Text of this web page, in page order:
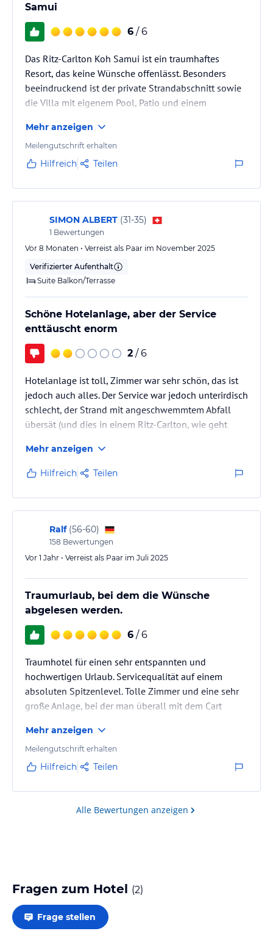
Samui
6 / 6
Das Ritz-Carlton Koh Samui ist ein traumhaftes
Resort, das keine Wünsche offenlässt. Besonders
beeindruckend ist der private Strandabschnitt sowie
die Villa mit eigenem Pool, Patio und einem
und Wohnbereich – ideal für pure Entspannung.
Kulinarisch wird man in verschiedenen
Themenrestaurants verwöhnt, die sowohl
Küche auf höchstem Niveau bieten.
Herausragend ist jedoch das Servicepersonal: stets
aufmerksam,…
Mehr anzeigen
Meilengutschrift erhalten
Hilfreich Teilen
SIMON ALBERT (31-35)
1 Bewertungen
Vor 8 Monaten • Verreist als Paar im November 2025
Verifizierter Aufenthalt
Suite Balkon/Terrasse
Schöne Hotelanlage, aber der Service
enttäuscht enorm
2 / 6
Hotelanlage ist toll, Zimmer war sehr schön, das ist
jedoch auch alles. Der Service war jedoch unterirdisch
schlecht, der Strand mit angeschwemmtem Abfall
übersät (und dies in einem Ritz-Carlton, wie geht
Mehr anzeigen
Hilfreich Teilen
Ralf (56-60)
158 Bewertungen
Vor 1 Jahr • Verreist als Paar im Juli 2025
Traumurlaub, bei dem die Wünsche
abgelesen werden.
6 / 6
Traumhotel für einen sehr entspannten und
hochwertigen Urlaub. Servicequalität auf einem
absoluten Spitzenlevel. Tolle Zimmer und eine sehr
große Anlage, bei der man überall mit dem Cart
Mehr anzeigen
Meilengutschrift erhalten
Hilfreich Teilen
Alle Bewertungen anzeigen
Fragen zum Hotel (2)
Frage stellen